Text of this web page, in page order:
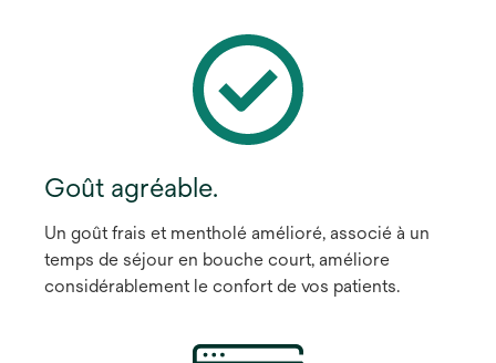
Goût agréable.
Un goût frais et mentholé amélioré, associé à un
temps de séjour en bouche court, améliore
considérablement le confort de vos patients.